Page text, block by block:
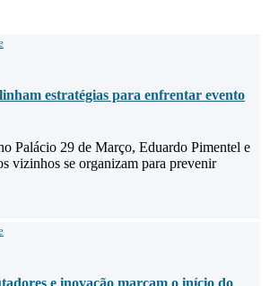
estratégias para enfrentar evento
Palácio 29 de Março, Eduardo Pimentel e
vizinhos se organizam para prevenir